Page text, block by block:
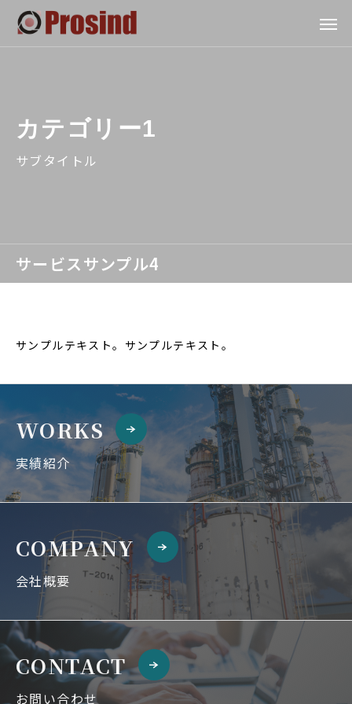
サービスサンプル4
カテゴリー1
サブタイトル
サンプルテキスト。サンプルテキスト。
WORKS
実績紹介
COMPANY
会社概要
CONTACT
お問い合わせ